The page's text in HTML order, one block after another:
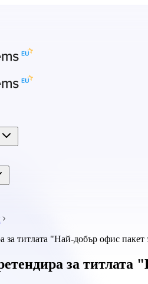
за титлата "Най-добър офис
за